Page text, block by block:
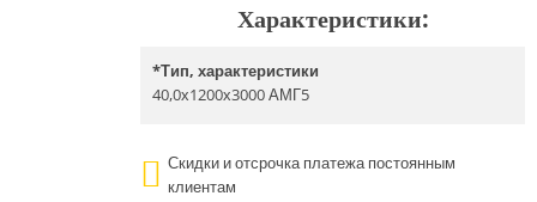
Характеристики:
*Тип, характеристики
40,0х1200х3000 АМГ5
Скидки и отсрочка платежа постоянным
клиентам